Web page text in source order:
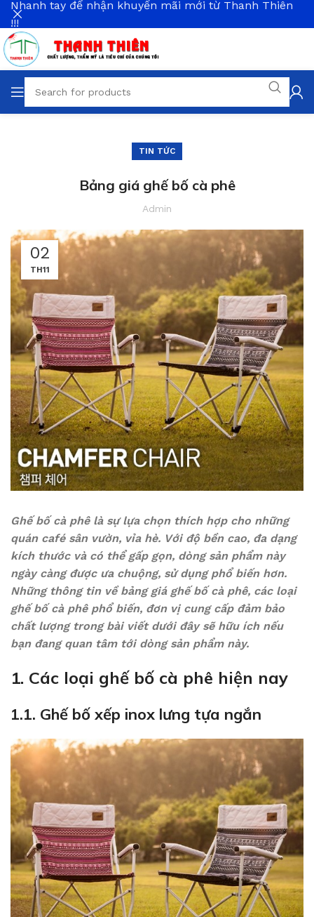
TIN TỨC
Bảng giá ghế bố cà phê
Admin
02
TH11
Ghế bố cà phê là sự lựa chọn thích hợp cho những
quán café sân vườn, vỉa hè. Với độ bền cao, đa dạng
kích thước và có thể gấp gọn, dòng sản phẩm này
ngày càng được ưa chuộng, sử dụng phổ biến hơn.
Những thông tin về bảng giá ghế bố cà phê, các loại
ghế bố cà phê phổ biến, đơn vị cung cấp đảm bảo
chất lượng trong bài viết dưới đây sẽ hữu ích nếu
bạn đang quan tâm tới dòng sản phẩm này.
1. Các loại ghế bố cà phê hiện nay
1.1. Ghế bố xếp inox lưng tựa ngắn
Nhanh tay để nhận khuyến mãi mới từ Thanh Thiên
!!!